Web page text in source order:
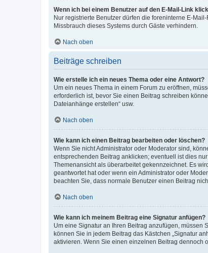
Wenn ich bei einem Benutzer auf den E-Mail-Link
Nur registrierte Benutzer dürfen die foreninterne E-
Missbrauch dieses Systems durch Gäste verhindern.
Nach oben
Beiträge schreiben
Wie erstelle ich ein neues Thema oder eine Antwort?
Um ein neues Thema in einem Forum zu eröffnen,
erforderlich ist, bevor Sie einen Beitrag schreiben
Dateianhänge erstellen“ usw.
Nach oben
Wie kann ich einen Beitrag bearbeiten oder löschen?
Wenn Sie nicht Administrator oder Moderator sind,
entsprechenden Beitrag anklicken; eventuell ist dies
Themenansicht als überarbeitet gekennzeichnet. Es
geantwortet hat oder wenn ein Administrator oder
beachten Sie, dass normale Benutzer einen Beitrag
Nach oben
Wie kann ich meinem Beitrag eine Signatur anfügen?
Um eine Signatur an Ihren Beitrag anzufügen,
können Sie in jedem Beitrag das Kästchen „Signatur
aktivieren. Wenn Sie einen einzelnen Beitrag dennoch